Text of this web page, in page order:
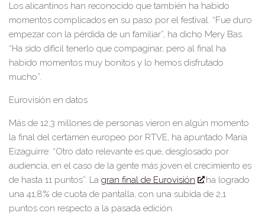
Los alicantinos han reconocido que también ha habido
momentos complicados en su paso por el festival. “Fue duro
empezar con la pérdida de un familiar”, ha dicho Mery Bas.
“Ha sido difícil tenerlo que compaginar, pero al final ha
habido momentos muy bonitos y lo hemos disfrutado
mucho”.
Eurovisión en datos
Más de 12,3 millones de personas vieron en algún momento
la final del certamen europeo por RTVE, ha apuntado María
Eizaguirre: “Otro dato relevante es que, desglosado por
audiencia, en el caso de la gente más joven el crecimiento es
de hasta 11 puntos”. La gran final de Eurovisión
ha logrado
una 41,8% de cuota de pantalla, con una subida de 2,1
puntos con respecto a la pasada edición.